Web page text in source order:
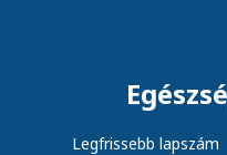
Legfrissebb lapszám